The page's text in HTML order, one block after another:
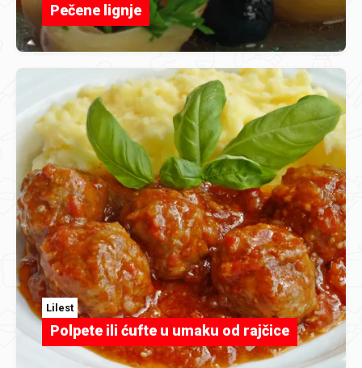
Pečene lignje
Lilest
Polpete ili ćufte u umaku od rajčice